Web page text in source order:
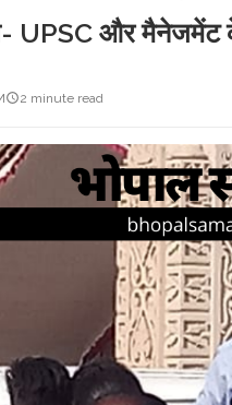
UPSC और
2 minute read